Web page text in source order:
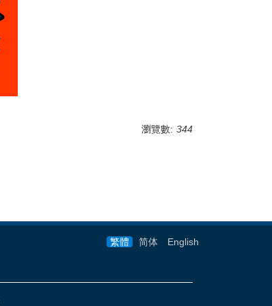
瀏覽數: 344
繁體 简体 English